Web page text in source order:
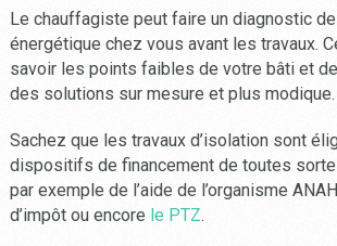
Le chauffagiste peut faire un diagnostic
énergétique chez vous avant les travaux.
savoir les points faibles de votre bâti et
des solutions sur mesure et plus modique.
Sachez que les travaux d’isolation sont
dispositifs de financement de toutes
par exemple de l’aide de l’organisme
d’impôt ou encore le PTZ.